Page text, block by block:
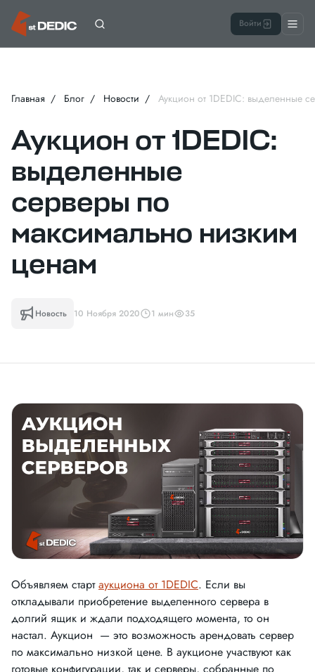
Войти
Главная Блог Новости Аукцион от 1DEDIC: выделенные
Аукцион от 1DEDIC:
выделенные
серверы по
максимально низким
ценам
Новость 10 Ноября 2020 1 мин 35
Объявляем стартаукциона от 1DEDIC. Если вы
откладывали приобретение выделенного сервера в
долгий ящик и ждали подходящего момента, то он
настал. Аукцион — это возможность арендовать сервер
по максимально низкой цене. В аукционе участвуют как